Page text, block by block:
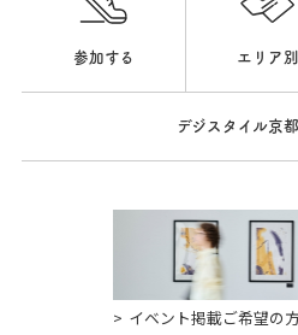
参加する エリア別
デジスタイル京
イベント掲載ご希望の方